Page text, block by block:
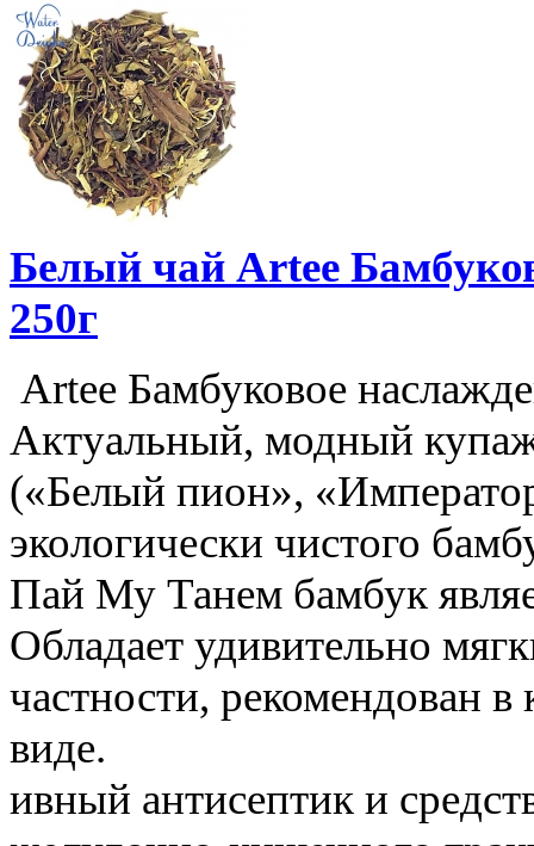
Белый чай Artee
250г
Artee Бамбуковое
Актуальный, модный
(«Белый пион»,
экологически чистого
Пай Му Танем бамбук
Обладает удивительно
частности, рекомендован в
виде.
ивный антисептик и